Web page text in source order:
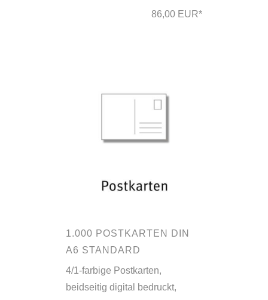
86,00 EUR*
1.000 POSTKARTEN DIN
A6 STANDARD
4/1-farbige Postkarten,
beidseitig digital bedruckt,